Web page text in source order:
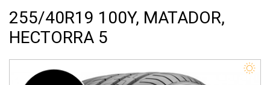
255/40R19 100Y, MATADOR,
HECTORRA 5